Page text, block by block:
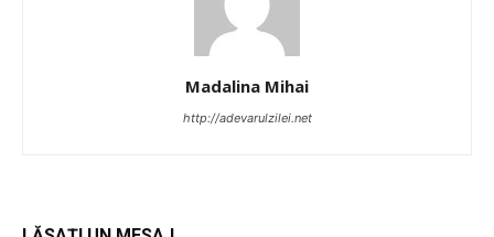
Madalina Mihai
http://adevarulzilei.net